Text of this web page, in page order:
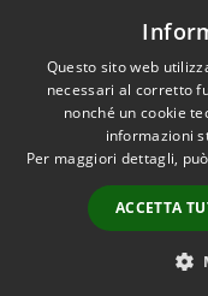
Dichiarazione di
Accessibilità
Questo sito web
necessari al corretto
nonché un cookie
informazioni
Per maggiori dettagli,
ACCETTA